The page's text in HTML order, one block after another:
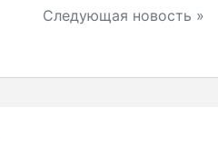
Следующая новость »